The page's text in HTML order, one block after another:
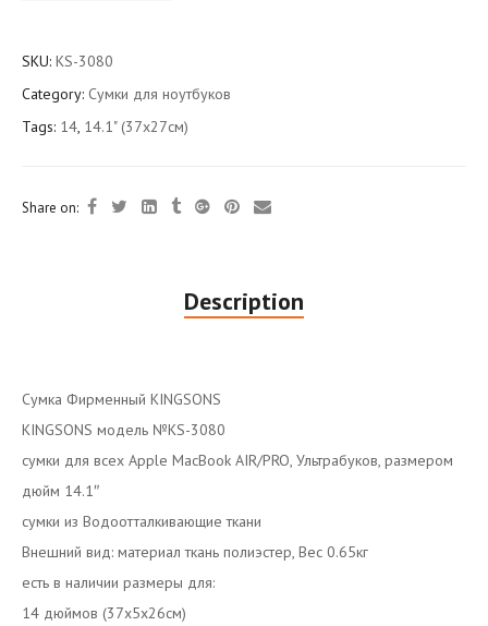
SKU: KS-3080
Category: Сумки для ноутбуков
Tags: 14, 14.1" (37x27см)
Share on:
Description
Сумка Фирменный KINGSONS
KINGSONS модель №KS-3080
сумки для всех Apple MacBook AIR/PRO, Ультрабуков, размером
дюйм 14.1″
сумки из Водоотталкивающие ткани
Внешний вид: материал ткань полиэстер, Вес 0.65кг
есть в наличии размеры для:
14 дюймов (37x5x26см)